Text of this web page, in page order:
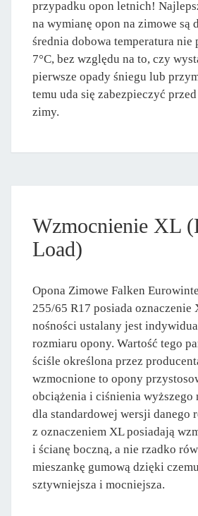
przypadku opon letnich!
na wymianę opon na zimowe są
średnia dobowa temperatura nie
7°C, bez względu na to, czy
pierwsze opady śniegu lub
temu uda się zabezpieczyć
zimy.
Wzmocnienie XL
Load)
Opona Zimowe Falken
255/65 R17 posiada oznaczenie
nośności ustalany jest
rozmiaru opony. Wartość tego
ściśle określona przez
wzmocnione to opony
obciążenia i ciśnienia wyższego
dla standardowej wersji danego
z oznaczeniem XL posiadają
i ścianę boczną, a nie rzadko
mieszankę gumową dzięki
sztywniejsza i mocniejsza.